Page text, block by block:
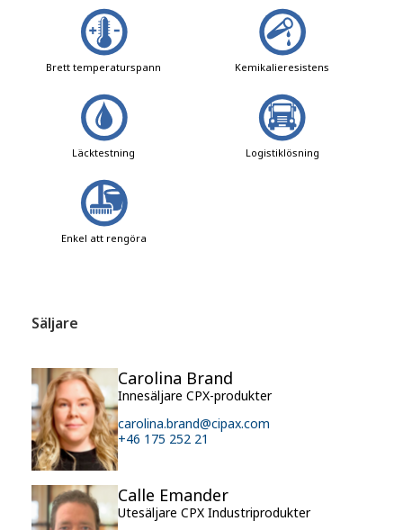
Brett temperaturspann Kemikalieresistens
Läcktestning Logistiklösning
Enkel att rengöra
Säljare
Carolina Brand
Innesäljare CPX-produkter
carolina.brand@cipax.com
+46 175 252 21
Calle Emander
Utesäljare CPX Industriprodukter